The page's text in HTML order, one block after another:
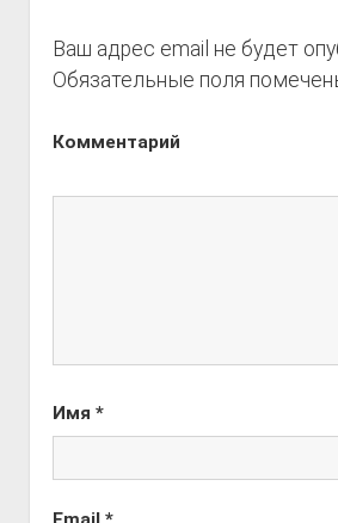
Ваш адрес email не будет
Обязательные поля
Комментарий
Имя *